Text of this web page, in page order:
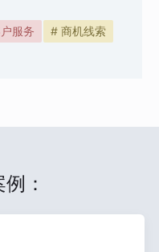
服务
# 商机线索
：